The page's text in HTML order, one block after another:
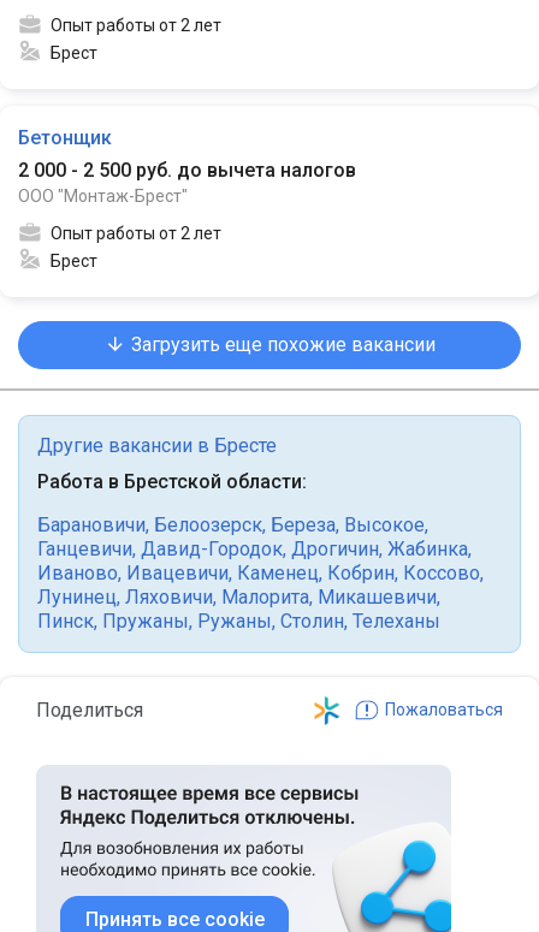
Опыт работы от 2 лет
Брест
Бетонщик
2 000 - 2 500 руб. до вычета налогов
ООО "Монтаж-Брест"
Опыт работы от 2 лет
Брест
Загрузить еще похожие вакансии
Другие вакансии в Бресте
Работа в Брестской области:
Барановичи, Белоозерск, Береза, Высокое,
Ганцевичи, Давид-Городок, Дрогичин, Жабинка,
Иваново, Ивацевичи, Каменец, Кобрин, Коссово,
Лунинец, Ляховичи, Малорита, Микашевичи,
Пинск, Пружаны, Ружаны, Столин, Телеханы
Поделиться Пожаловаться
Принять все cookie